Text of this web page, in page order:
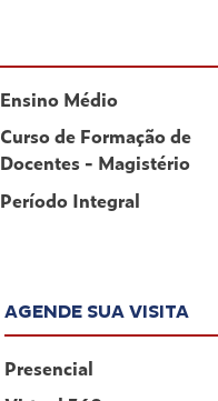
Ensino Médio
Curso de Formação de
Docentes - Magistério
Período Integral
AGENDE SUA VISITA
Presencial